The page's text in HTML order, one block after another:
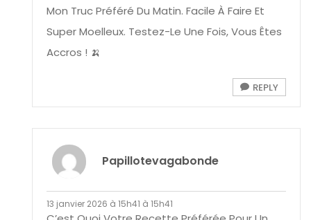
Mon Truc Préféré Du Matin. Facile À Faire Et
Super Moelleux. Testez-Le Une Fois, Vous Êtes
Accros ! 🍌
REPLY
Papillotevagabonde
13 janvier 2026 à 15h41 à 15h41